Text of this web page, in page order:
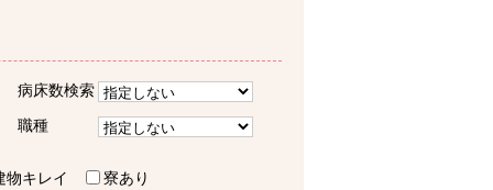
病床数検索
職種
物キレイ 寮あり